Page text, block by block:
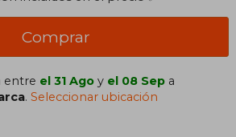
Comprar
entre el 31 Ago y el 08 Sep a
.Seleccionar ubicación